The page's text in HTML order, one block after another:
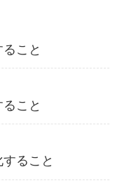
こと
こと
ること